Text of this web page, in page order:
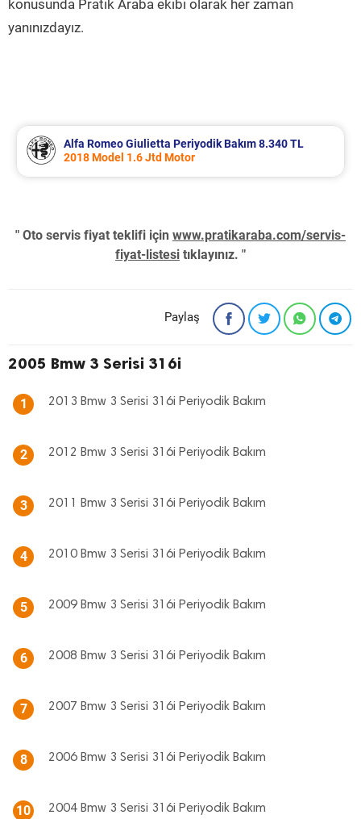
konusunda Pratik Araba ekibi olarak her zaman
yanınızdayız.
Alfa Romeo Giulietta Periyodik Bakım 8.340 TL
2018 Model 1.6 Jtd Motor
" Oto servis fiyat teklifi için www.pratikaraba.com/servis-
fiyat-listesi tıklayınız. "
Paylaş
2005 Bmw 3 Serisi 316i
1 2013 Bmw 3 Serisi 316i Periyodik Bakım
2 2012 Bmw 3 Serisi 316i Periyodik Bakım
3 2011 Bmw 3 Serisi 316i Periyodik Bakım
4 2010 Bmw 3 Serisi 316i Periyodik Bakım
5 2009 Bmw 3 Serisi 316i Periyodik Bakım
6 2008 Bmw 3 Serisi 316i Periyodik Bakım
7 2007 Bmw 3 Serisi 316i Periyodik Bakım
8 2006 Bmw 3 Serisi 316i Periyodik Bakım
10 2004 Bmw 3 Serisi 316i Periyodik Bakım